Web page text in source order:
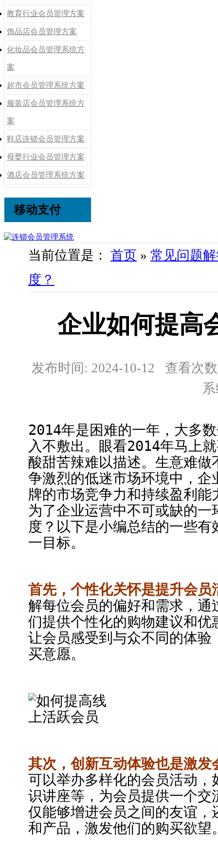
教育行业会员管理方案
饰品店会员管理方案
化妆品会员管理系统方
案
超市会员管理系统方案
服装店会员管理系统方
案
鞋店连锁会员管理方案
母婴行业会员管理方案
酒店会员管理系统方案
移动支付
当前位置是： 首页 » 常见问题
度？
企业如何提高
发布时间: 2024-10-12 查看次
2014年是困难的一年，大多
入不敷出。眼看2014年马上
酸甜苦辣难以描述。生意难
争激烈的低迷市场环境中，
牌的市场竞争力和持续盈利
为了企业运营中不可或缺的
度？以下是小编总结的一些
一目标。
首先，个性化关怀是提升会员
解每位会员的偏好和需求，
们提供个性化的购物建议和
让会员感受到与众不同的体
买意愿。
其次，创新互动体验也是激
可以举办多样化的会员活动
识讲座等，为会员提供一个
仅能够增进会员之间的友谊
和产品，激发他们的购买欲望